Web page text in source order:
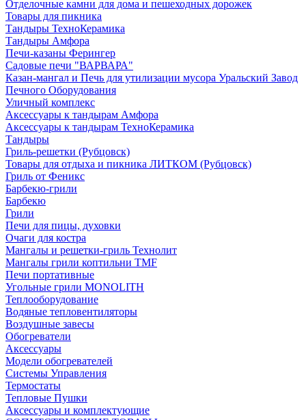
Отделочные камни для дома и пешеходных дорожек
Товары для пикника
Тандыры ТехноКерамика
Тандыры Амфора
Печи-казаны Ферингер
Садовые печи "ВАРВАРА"
Казан-мангал и Печь для утилизации мусора Уральский Завод
Печного Оборудования
Уличный комплекс
Аксессуары к тандырам Амфора
Аксессуары к тандырам ТехноКерамика
Тандыры
Гриль-решетки (Рубцовск)
Товары для отдыха и пикника ЛИТКОМ (Рубцовск)
Гриль от Феникс
Барбекю-грили
Барбекю
Грили
Печи для пицы, духовки
Очаги для костра
Мангалы и решетки-гриль Технолит
Мангалы грили коптильни TMF
Печи портативные
Угольные грили MONOLITH
Теплооборудование
Водяные тепловентиляторы
Воздушные завесы
Обогреватели
Аксессуары
Модели обогревателей
Системы Управления
Термостаты
Тепловые Пушки
Аксессуары и комплектующие